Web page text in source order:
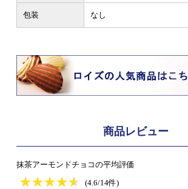
包装 なし
商品レビュー
抹茶アーモンドチョコの平均評価
★★★★★
★★★★★
(4.6/14件)